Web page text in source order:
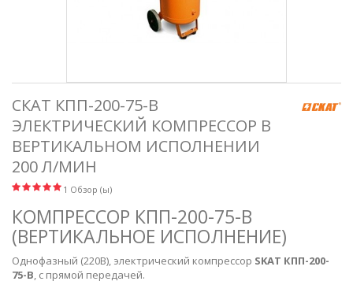
СКАТ КПП-200-75-В
ЭЛЕКТРИЧЕСКИЙ КОМПРЕССОР В
ВЕРТИКАЛЬНОМ ИСПОЛНЕНИИ
200 Л/МИН
1 Обзор (ы)
КОМПРЕССОР КПП-200-75-В
(ВЕРТИКАЛЬНОЕ ИСПОЛНЕНИЕ)
Однофазный (220В), электрический компрессор SKAT КПП-200-
75-В, с прямой передачей.